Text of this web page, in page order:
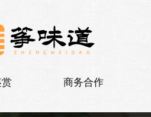
商务合作